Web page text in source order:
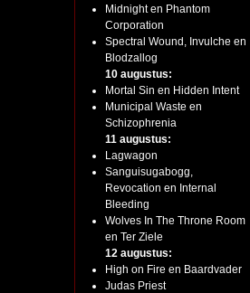
Midnight en Phantom
Corporation
Spectral Wound, Invulche en
Blodzallog
10 augustus:
Mortal Sin en Hidden Intent
Municipal Waste en
Schizophrenia
11 augustus:
Lagwagon
Sanguisugabogg,
Revocation en Internal
Bleeding
Wolves In The Throne Room
en Ter Ziele
12 augustus:
High on Fire en Baardvader
Judas Priest